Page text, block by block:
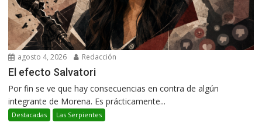
agosto 4, 2026 Redacción
El efecto Salvatori
Por fin se ve que hay consecuencias en contra de algún
integrante de Morena. Es prácticamente...
Destacadas Las Serpientes